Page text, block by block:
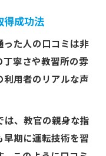
得成功法
った人の口コミは非
丁寧さや教習所の雰
利用者のリアルな声
は、教官の親身な指
早期に運転技術を習